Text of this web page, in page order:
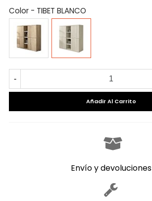
Color - TIBET BLANCO
CAMBRIAN/BLANCO
TIBET
BLANCO
-
Añadir Al Carrito
Envío y devoluciones